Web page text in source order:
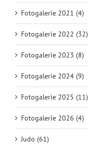
Fotogalerie 2021 (4)
Fotogalerie 2022 (32)
Fotogalerie 2023 (8)
Fotogalerie 2024 (9)
Fotogalerie 2025 (11)
Fotogalerie 2026 (4)
Judo (61)